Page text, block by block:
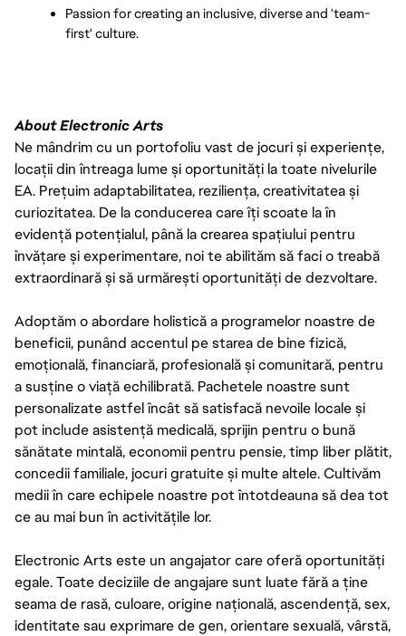
Passion for creating an inclusive, diverse and 'team-
first' culture.
About Electronic Arts
Ne mândrim cu un portofoliu vast de jocuri și experiențe,
locații din întreaga lume și oportunități la toate nivelurile
EA. Prețuim adaptabilitatea, reziliența, creativitatea și
curiozitatea. De la conducerea care îți scoate la în
evidență potențialul, până la crearea spațiului pentru
învățare și experimentare, noi te abilităm să faci o treabă
extraordinară și să urmărești oportunități de dezvoltare.
Adoptăm o abordare holistică a programelor noastre de
beneficii, punând accentul pe starea de bine fizică,
emoțională, financiară, profesională și comunitară, pentru
a susține o viață echilibrată. Pachetele noastre sunt
personalizate astfel încât să satisfacă nevoile locale și
pot include asistență medicală, sprijin pentru o bună
sănătate mintală, economii pentru pensie, timp liber plătit,
concedii familiale, jocuri gratuite și multe altele. Cultivăm
medii în care echipele noastre pot întotdeauna să dea tot
ce au mai bun în activitățile lor.
Electronic Arts este un angajator care oferă oportunități
egale. Toate deciziile de angajare sunt luate fără a ține
seama de rasă, culoare, origine națională, ascendență, sex,
identitate sau exprimare de gen, orientare sexuală, vârstă,